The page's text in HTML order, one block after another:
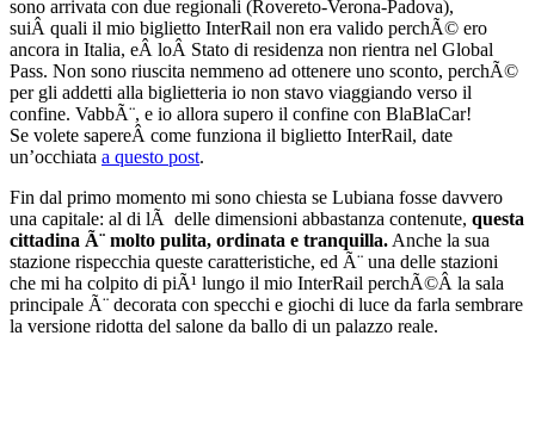
sono arrivata con due regionali (Rovereto-Verona-Padova),
suiÂ quali il mio biglietto InterRail non era valido perchÃ© ero
ancora in Italia, eÂ loÂ Stato di residenza non rientra nel Global
Pass. Non sono riuscita nemmeno ad ottenere uno sconto, perchÃ©
per gli addetti alla biglietteria io non stavo viaggiando verso il
confine. VabbÃ¨, e io allora supero il confine con BlaBlaCar!
Se volete sapereÂ come funziona il biglietto InterRail, date
un’occhiata a questo post.
Fin dal primo momento mi sono chiesta se Lubiana fosse davvero
una capitale: al di lÃ delle dimensioni abbastanza contenute, questa
cittadina Ã¨ molto pulita, ordinata e tranquilla. Anche la sua
stazione rispecchia queste caratteristiche, ed Ã¨ una delle stazioni
che mi ha colpito di piÃ¹ lungo il mio InterRail perchÃ©Â la sala
principale Ã¨ decorata con specchi e giochi di luce da farla sembrare
la versione ridotta del salone da ballo di un palazzo reale.